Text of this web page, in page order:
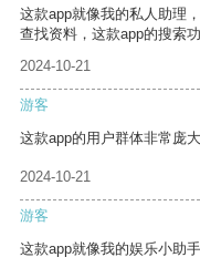
这款app就像我的私人助理
查找资料，这款app的搜索
2024-10-21
游客
这款app的用户群体非常庞
2024-10-21
游客
这款app就像我的娱乐小助